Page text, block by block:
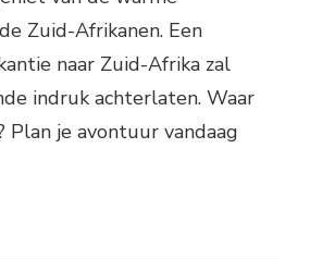
Zuid-Afrikanen. Een
naar Zuid-Afrika zal
indruk achterlaten. Waar
Plan je avontuur vandaag